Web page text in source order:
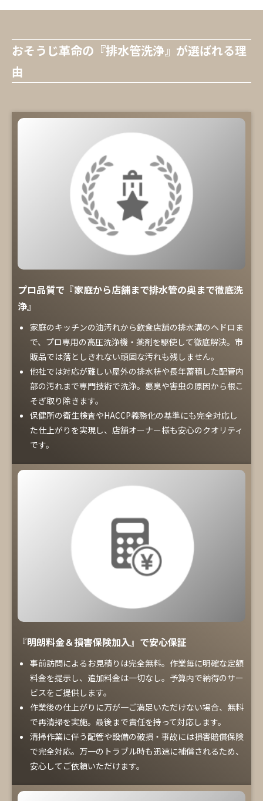
おそうじ革命の『排水管洗浄』が選ばれる理
由
プロ品質で『家庭から店舗まで排水管の奥まで徹底洗
浄』
家庭のキッチンの油汚れから飲食店舗の排水溝のヘドロま
で、プロ専用の高圧洗浄機・薬剤を駆使して徹底解決。市
販品では落としきれない頑固な汚れも残しません。
他社では対応が難しい屋外の排水枡や長年蓄積した配管内
部の汚れまで専門技術で洗浄。悪臭や害虫の原因から根こ
そぎ取り除きます。
保健所の衛生検査やHACCP義務化の基準にも完全対応し
た仕上がりを実現し、店舗オーナー様も安心のクオリティ
です。
『明朗料金＆損害保険加入』で安心保証
事前訪問によるお見積りは完全無料。作業毎に明確な定額
料金を提示し、追加料金は一切なし。予算内で納得のサー
ビスをご提供します。
作業後の仕上がりに万が一ご満足いただけない場合、無料
で再清掃を実施。最後まで責任を持って対応します。
清掃作業に伴う配管や設備の破損・事故には損害賠償保険
で完全対応。万一のトラブル時も迅速に補償されるため、
安心してご依頼いただけます。